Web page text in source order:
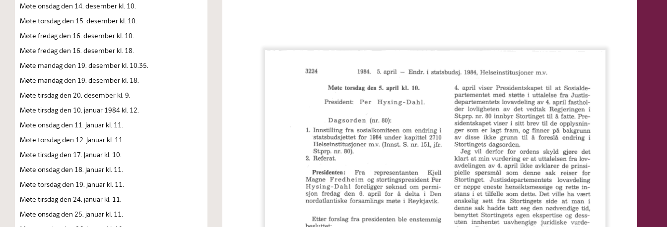
Møte onsdag den 14. desember kl. 10.
Møte torsdag den 15. desember kl. 10.
Møte fredag den 16. desember kl. 10.
Møte fredag den 16. desember kl. 18.
Møte mandag den 19. desember kl. 10.35.
Møte mandag den 19. desember kl. 18.
Møte tirsdag den 20. desember kl. 9.
Møte tirsdag den 10. januar 1984 kl. 12.
Møte onsdag den 11. januar kl. 11.
Møte torsdag den 12. januar kl. 11.
Møte tirsdag den 17. januar kl. 10.
Møte onsdag den 18. januar kl. 11.
Møte torsdag den 19. januar kl. 11.
Møte tirsdag den 24. januar kl. 11.
Møte onsdag den 25. januar kl. 11.